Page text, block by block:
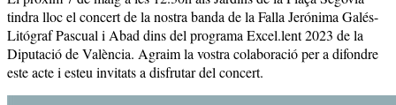
tindra lloc el concert de la nostra banda de la Falla Jerónima Galés-
Litógraf Pascual i Abad dins del programa Excel.lent 2023 de la
Diputació de València. Agraim la vostra colaboració per a difondre
este acte i esteu invitats a disfrutar del concert.